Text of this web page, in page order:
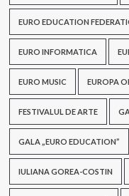
EURO EDUCATION
EURO INFORMATICA
EURO MUSIC EUROPA
FESTIVALUL DE ARTE
GALA „EURO EDUCATION”
IULIANA GOREA-COSTIN